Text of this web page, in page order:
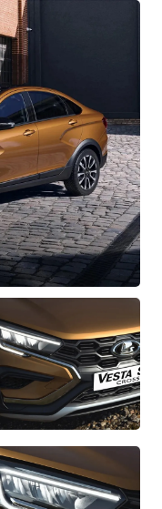
на обработкусвоих